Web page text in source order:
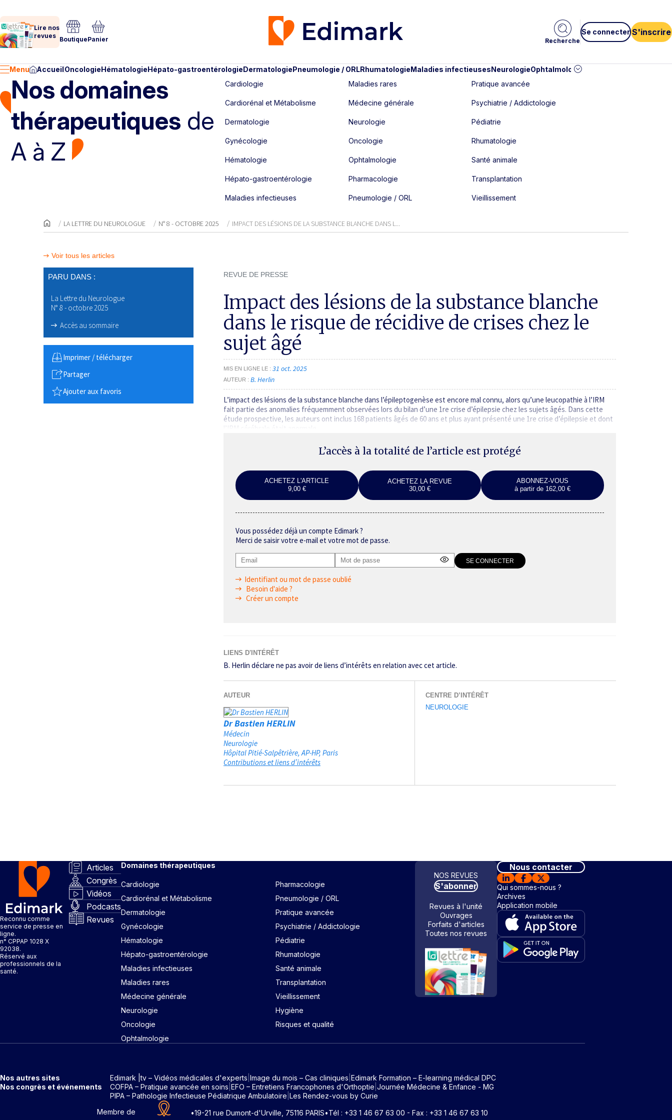
Lire nos
revues BoutiquePanier Recherche
Se connecter S'inscrire
Menu AccueilOncologieHématologieHépato-gastroentérologieDermatologiePneumologie / ORLRhumatologieMaladies infectieusesNeurologieOphtalmologie
Nos domaines
thérapeutiques de
A à Z
Cardiologie
Cardiorénal et Métabolisme
Dermatologie
Gynécologie
Hématologie
Hépato-gastroentérologie
Maladies infectieuses
Maladies rares
Médecine générale
Neurologie
Oncologie
Ophtalmologie
Pharmacologie
Pneumologie / ORL
Pratique avancée
Psychiatrie / Addictologie
Pédiatrie
Rhumatologie
Santé animale
Transplantation
Vieillissement
LA LETTRE DU NEUROLOGUE N° 8 - OCTOBRE 2025 IMPACT DES LÉSIONS DE LA SUBSTANCE BLANCHE DANS L...
Voir tous les articles
PARU DANS :
La Lettre du Neurologue
N° 8 - octobre 2025
Accès au sommaire
Imprimer / télécharger
Partager
Ajouter aux favoris
REVUE DE PRESSE
Impact des lésions de la substance blanche
dans le risque de récidive de crises chez le
sujet âgé
MIS EN LIGNE LE 31 oct. 2025
AUTEUR B. Herlin
L’impact des lésions de la substance blanche dans l’épileptogenèse est encore mal connu, alors qu’une leuco­pathie à l’IRM
fait partie des anomalies fréquemment observées lors du bilan d’une 1re crise d’épilepsie chez les sujets âgés. Dans cette
étude prospective, les auteurs ont inclus 168 patients âgés de 60 ans et plus ayant présenté une 1re crise d’épilepsie et dont
l’IRM cérébrale était anormale.…
L’accès à la totalité de l’article est protégé
ACHETEZ L'ARTICLE
9,00 €
ACHETEZ LA REVUE
30,00 €
ABONNEZ-VOUS
à partir de 162,00 €
Vous possédez déjà un compte Edimark ?
Merci de saisir votre e-mail et votre mot de passe.
Identifiant ou mot de passe oublié
Besoin d'aide ?
Créer un compte
LIENS D'INTÉRÊT
B. Herlin déclare ne pas avoir de liens d’intérêts en relation avec cet article.
AUTEUR
Dr Bastien HERLIN
Médecin
Neurologie
Hôpital Pitié-Salpêtrière, AP-HP Paris
Contributions et liens d’intérêts
CENTRE D’INTÉRÊT
NEUROLOGIE
Reconnu comme
service de presse en
ligne.
n° CPPAP 1028 X
92038.
Réservé aux
professionnels de la
santé.
Articles
Congrès
Vidéos
Podcasts
Revues
Domaines thérapeutiques
Cardiologie
Cardiorénal et Métabolisme
Dermatologie
Gynécologie
Hématologie
Hépato-gastroentérologie
Maladies infectieuses
Maladies rares
Médecine générale
Neurologie
Oncologie
Ophtalmologie
Pharmacologie
Pneumologie / ORL
Pratique avancée
Psychiatrie / Addictologie
Pédiatrie
Rhumatologie
Santé animale
Transplantation
Vieillissement
Hygiène
Risques et qualité
NOS REVUES
S'abonner
Revues à l'unité
Ouvrages
Forfaits d'articles
Toutes nos revues
Nous contacter
Qui sommes-nous ?
Archives
Application mobile
Nos autres sites Edimark |tv – Vidéos médicales d'experts Image du mois – Cas cliniques Edimark Formation – E-learning médical DPC
Nos congrès et événements
COFPA – Pratique avancée en soins EFO – Entretiens Francophones d'Orthoptie Journée Médecine & Enfance - MG
PIPA – Pathologie Infectieuse Pédiatrique Ambulatoire Les Rendez-vous by Curie
Membre de
•19-21 rue Dumont-d'Urville, 75116 PARIS•Tél : +33 1 46 67 63 00 - Fax : +33 1 46 67 63 10